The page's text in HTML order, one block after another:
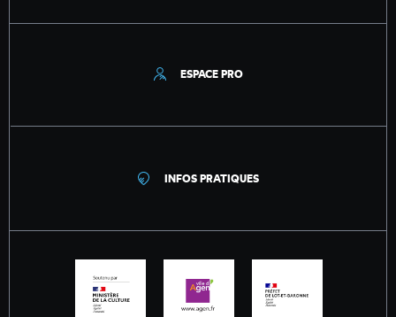
ESPACE PRO
INFOS PRATIQUES